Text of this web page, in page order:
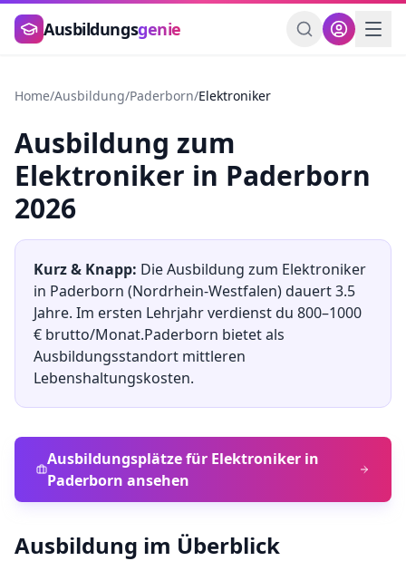
Zum Hauptinhalt springen
Ausbildungsgenie
Home/Ausbildung/Paderborn/Elektroniker
Ausbildung zum
Elektroniker in Paderborn
2026
Kurz & Knapp: Die Ausbildung zum Elektroniker
in Paderborn (Nordrhein-Westfalen) dauert3.5
Jahre. Im ersten Lehrjahr verdienst du 800–1000
€ brutto/Monat.Paderborn bietet als
Ausbildungsstandort mittleren
Lebenshaltungskosten.
Ausbildungsplätze für Elektronikerin
Paderborn ansehen
Ausbildung im Überblick